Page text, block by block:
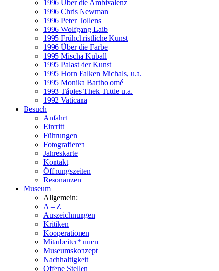
1996 Über die Ambivalenz
1996 Chris Newman
1996 Peter Tollens
1996 Wolfgang Laib
1995 Frühchristliche Kunst
1996 Über die Farbe
1995 Mischa Kuball
1995 Palast der Kunst
1995 Horn Falken Michals, u.a.
1995 Monika Bartholomé
1993 Tápies Thek Tuttle u.a.
1992 Vaticana
Besuch
Anfahrt
Eintritt
Führungen
Fotografieren
Jahreskarte
Kontakt
Öffnungszeiten
Resonanzen
Museum
Allgemein:
A – Z
Auszeichnungen
Kritiken
Kooperationen
Mitarbeiter*innen
Museumskonzept
Nachhaltigkeit
Offene Stellen